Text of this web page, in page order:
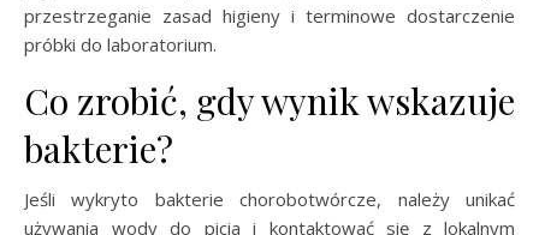
przestrzeganie zasad higieny i terminowe dostarczenie
próbki do laboratorium.
Co zrobić, gdy wynik wskazuje
bakterie?
Jeśli wykryto bakterie chorobotwórcze, należy unikać
używania wody do picia i kontaktować się z lokalnym